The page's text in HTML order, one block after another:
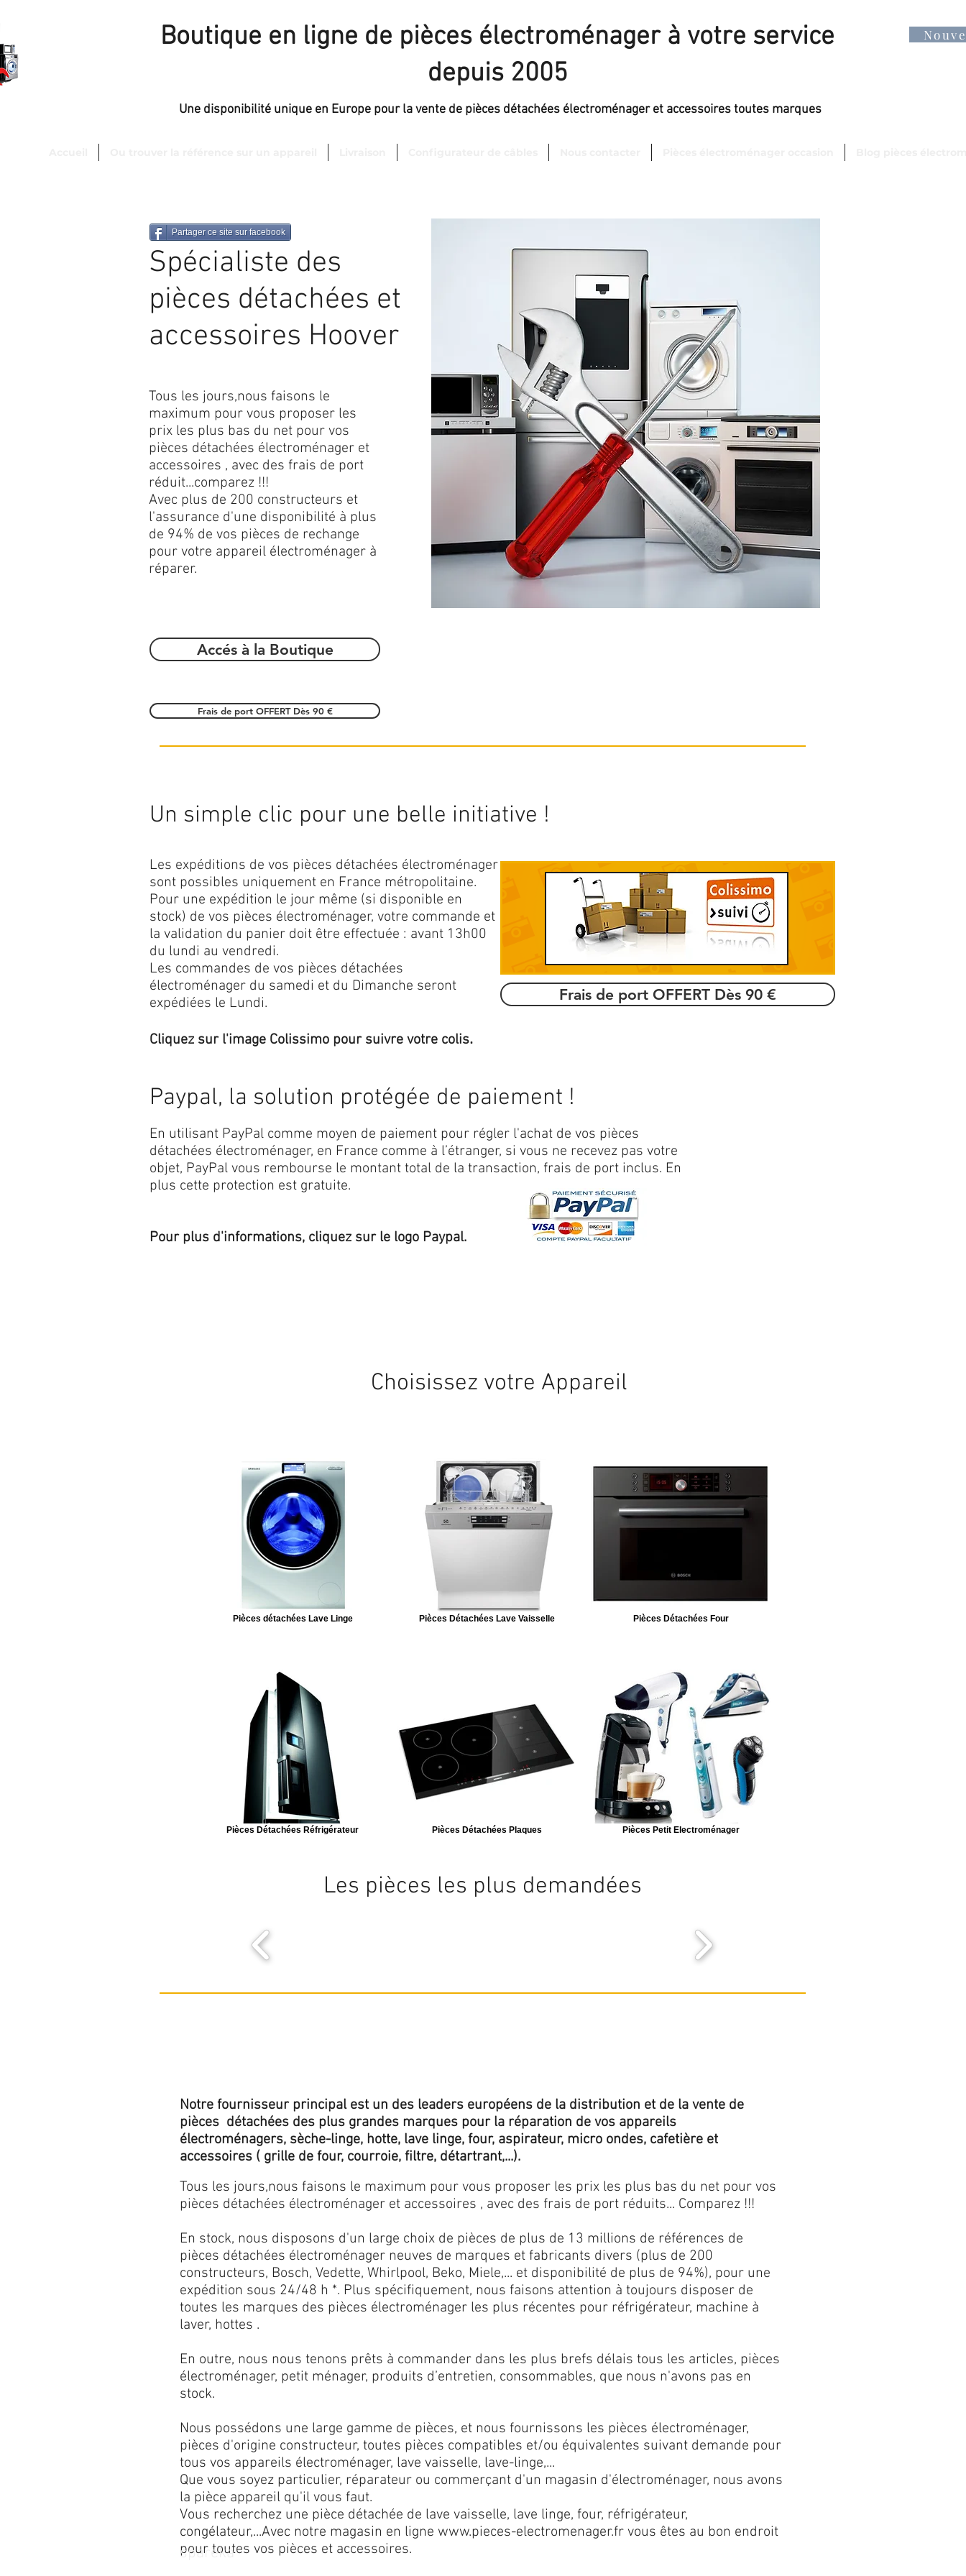
Boutique en ligne de pièces électroménager à votre service
depuis 2005
Une disponibilité unique en Europe pour la vente de pièces détachées électroménager et accessoires toutes marques
Partager ce site sur facebook
Spécialiste des
pièces détachées et
accessoires Hoover
Tous les jours,nous faisons le
maximum pour vous proposer les
prix les plus bas du net pour vos
pièces détachées électroménager et
accessoires , avec des frais de port
réduit...comparez !!!
Avec plus de 200 constructeurs et
l'assurance d'une disponibilité à plus
de 94% de vos pièces de rechange
pour votre appareil électroménager à
réparer.
Accés à la Boutique
Frais de port OFFERT Dès 90 €
Un simple clic pour une belle initiative !
Les expéditions de vos pièces détachées électroménager
sont possibles uniquement en France métropolitaine.
Pour une expédition le jour même (si disponible en
stock) de vos pièces électroménager, votre commande et
la validation du panier doit être effectuée : avant 13h00
du lundi au vendredi.
Les commandes de vos pièces détachées
électroménager du samedi et du Dimanche seront
expédiées le Lundi.
Cliquez sur l'image Colissimo pour suivre votre colis.
Frais de port OFFERT Dès 90 €
Paypal, la solution protégée de paiement !
En utilisant PayPal comme moyen de paiement pour régler l'achat de vos pièces
détachées électroménager, en France comme à l’étranger, si vous ne recevez pas votre
objet, PayPal vous rembourse le montant total de la transaction, frais de port inclus. En
plus cette protection est gratuite.
Pour plus d'informations, cliquez sur le logo Paypal.
Choisissez votre Appareil
Pièces détachées Lave Linge Pièces Détachées Lave Vaisselle Pièces Détachées Four
Pièces Détachées Réfrigérateur Pièces Détachées Plaques Pièces Petit Electroménager
Les pièces les plus demandées
Notre fournisseur principal est un des leaders européens de la distribution et de la vente de
pièces détachées des plus grandes marques pour la réparation de vos appareils
électroménagers, sèche-linge, hotte, lave linge, four, aspirateur, micro ondes, cafetière et
accessoires ( grille de four, courroie, filtre, détartrant,...).
Tous les jours,nous faisons le maximum pour vous proposer les prix les plus bas du net pour vos
pièces détachées électroménager et accessoires , avec des frais de port réduits... Comparez !!!
En stock, nous disposons d'un large choix de pièces de plus de 13 millions de références de
pièces détachées électroménager neuves de marques et fabricants divers (plus de 200
constructeurs, Bosch, Vedette, Whirlpool, Beko, Miele,... et disponibilité de plus de 94%), pour une
expédition sous 24/48 h *. Plus spécifiquement, nous faisons attention à toujours disposer de
toutes les marques des pièces électroménager les plus récentes pour réfrigérateur, machine à
laver, hottes .
En outre, nous nous tenons prêts à commander dans les plus brefs délais tous les articles, pièces
électroménager, petit ménager, produits d’entretien, consommables, que nous n'avons pas en
stock.
Nous possédons une large gamme de pièces, et nous fournissons les pièces électroménager,
pièces d'origine constructeur, toutes pièces compatibles et/ou équivalentes suivant demande pour
tous vos appareils électroménager, lave vaisselle, lave-linge,...
Que vous soyez particulier, réparateur ou commerçant d'un magasin d'électroménager, nous avons
la pièce appareil qu'il vous faut.
Vous recherchez une pièce détachée de lave vaisselle, lave linge, four, réfrigérateur,
congélateur,...Avec notre magasin en ligne www.pieces-electromenager.fr vous êtes au bon endroit
pour toutes vos pièces et accessoires.
spareka